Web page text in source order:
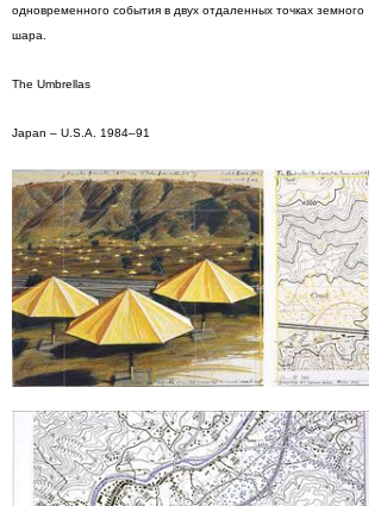
одновременного события в двух отдаленных точках земного
шара.
The Umbrellas
Japan – U.S.A. 1984–91